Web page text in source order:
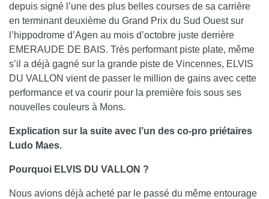
depuis signé l’une des plus belles courses de sa carrière
en terminant deuxième du Grand Prix du Sud Ouest sur
l’hippodrome d’Agen au mois d’octobre juste derrière
EMERAUDE DE BAIS. Très performant piste plate, même
s’il a déjà gagné sur la grande piste de Vincennes, ELVIS
DU VALLON vient de passer le million de gains avec cette
performance et va courir pour la première fois sous ses
nouvelles couleurs à Mons.
Explication sur la suite avec l’un des co-pro priétaires
Ludo Maes.
Pourquoi ELVIS DU VALLON ?
Nous avions déjà acheté par le passé du même entourage